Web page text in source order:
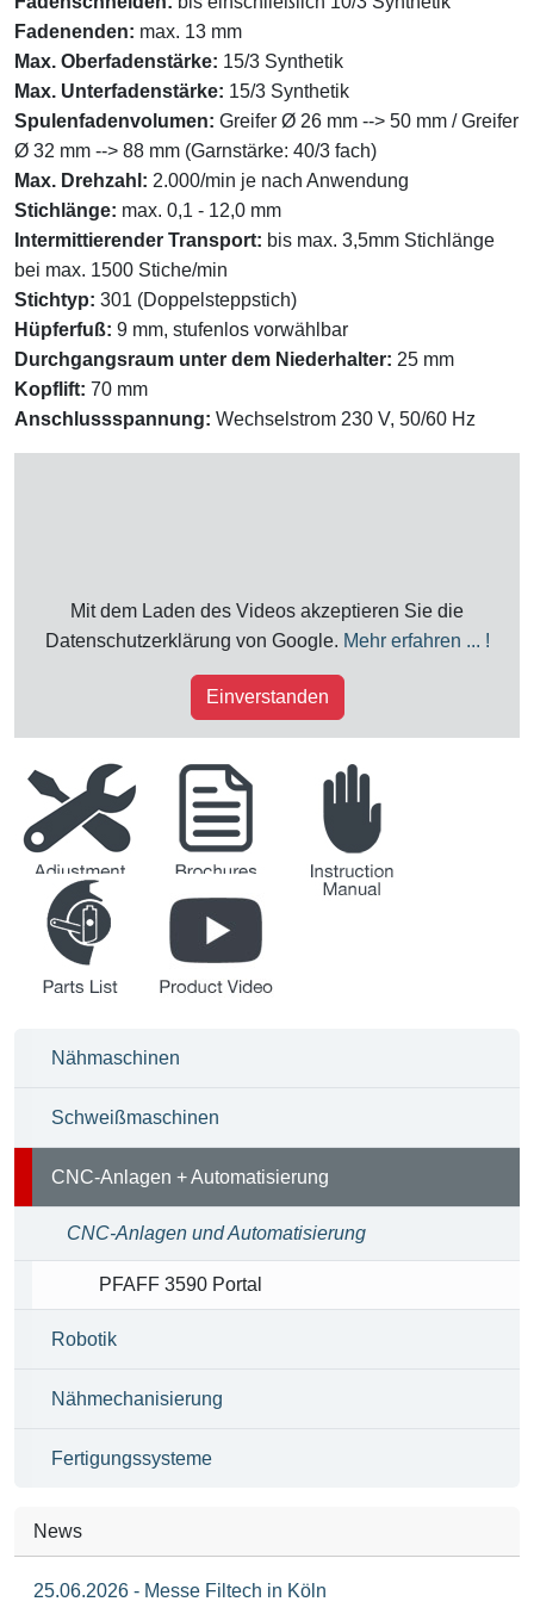
Fadenenden: max. 13 mm
Max. Oberfadenstärke: 15/3 Synthetik
Max. Unterfadenstärke: 15/3 Synthetik
Spulenfadenvolumen: Greifer Ø 26 mm --> 50 mm / Greifer
Ø 32 mm --> 88 mm (Garnstärke: 40/3 fach)
Max. Drehzahl: 2.000/min je nach Anwendung
Stichlänge: max. 0,1 - 12,0 mm
Intermittierender Transport: bis max. 3,5mm Stichlänge
bei max. 1500 Stiche/min
Stichtyp: 301 (Doppelsteppstich)
Hüpferfuß: 9 mm, stufenlos vorwählbar
Durchgangsraum unter dem Niederhalter: 25 mm
Kopflift: 70 mm
Anschlussspannung: Wechselstrom 230 V, 50/60 Hz
Mit dem Laden des Videos akzeptieren Sie die
Datenschutzerklärung von Google. Mehr erfahren ... !
Einverstanden
Nähmaschinen
Schweißmaschinen
CNC-Anlagen + Automatisierung
CNC-Anlagen und Automatisierung
PFAFF 3590 Portal
Robotik
Nähmechanisierung
Fertigungssysteme
News
25.06.2026 - Messe Filtech in Köln